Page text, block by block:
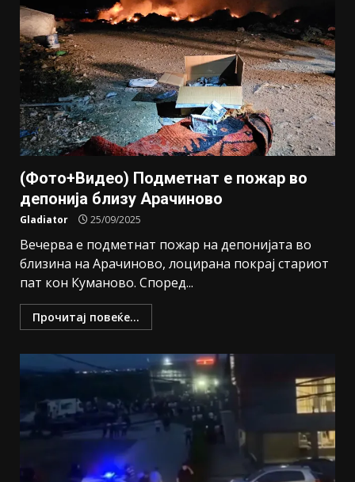
(Фото+Видео) Подметнат е пожар во
депонија близу Арачиново
Gladiator 25/09/2025
Вечерва е подметнат пожар на депонијата во
близина на Арачиново, лоцирана покрај стариот
пат кон Куманово. Според...
Прочитај повеќе...